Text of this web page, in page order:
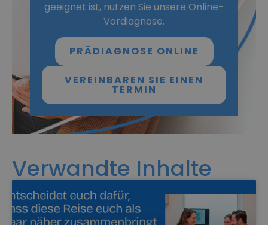
geeignet ist, nutzen Sie unsere Online-
Vordiagnose.
PRÄDIAGNOSE ONLINE
VEREINBAREN SIE EINEN
TERMIN
Verwandte Inhalte